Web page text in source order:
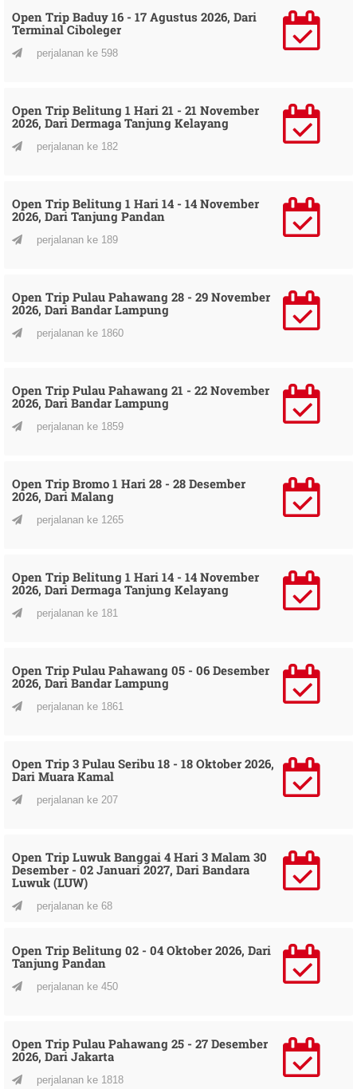
Open Trip Baduy 16 - 17 Agustus 2026, Dari
Terminal Ciboleger
perjalanan ke 598
Open Trip Belitung 1 Hari 21 - 21 November
2026, Dari Dermaga Tanjung Kelayang
perjalanan ke 182
Open Trip Belitung 1 Hari 14 - 14 November
2026, Dari Tanjung Pandan
perjalanan ke 189
Open Trip Pulau Pahawang 28 - 29 November
2026, Dari Bandar Lampung
perjalanan ke 1860
Open Trip Pulau Pahawang 21 - 22 November
2026, Dari Bandar Lampung
perjalanan ke 1859
Open Trip Bromo 1 Hari 28 - 28 Desember
2026, Dari Malang
perjalanan ke 1265
Open Trip Belitung 1 Hari 14 - 14 November
2026, Dari Dermaga Tanjung Kelayang
perjalanan ke 181
Open Trip Pulau Pahawang 05 - 06 Desember
2026, Dari Bandar Lampung
perjalanan ke 1861
Open Trip 3 Pulau Seribu 18 - 18 Oktober 2026,
Dari Muara Kamal
perjalanan ke 207
Open Trip Luwuk Banggai 4 Hari 3 Malam 30
Desember - 02 Januari 2027, Dari Bandara
Luwuk (LUW)
perjalanan ke 68
Open Trip Belitung 02 - 04 Oktober 2026, Dari
Tanjung Pandan
perjalanan ke 450
Open Trip Pulau Pahawang 25 - 27 Desember
2026, Dari Jakarta
perjalanan ke 1818